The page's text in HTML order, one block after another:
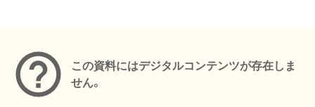
この資料にはデジタルコンテンツが存在しま
せん。